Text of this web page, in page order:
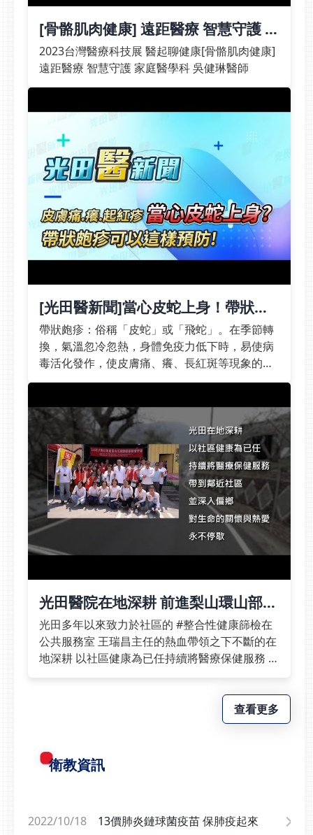
的癌症是可以透過生活型
態的改變來預防。當醫療
從「疾病照護」轉向「健
康管理」，如何將一次性
檢查轉化成持續行動，蔡
孟修分享他的實務推動經
驗，將生活型態醫學導入
護流程，透過生活型態評
估量表評估、醫師一對一
生活型態諮詢、跨團隊介
入與遠距追蹤，成功改善
個案的BMI、體重、體脂
率、腰圍、血壓與體能指
數，證實生活型態醫學是
可量化成效的醫療模式。
推動經驗，證實生活型態
醫學是可量化成效的醫療
模式羅東博愛「蘭境」模
式 12週健康挑戰建立
領航中心」為例，分享如
何以生活型態醫學六大支
柱建構可實踐的健康促進
模式。蘭境透過生活型態
醫學特診、健康教練培
訓、跨專業團隊合作與
12週生活挑戰，將健康
行動拆解為每日可執行任
務，結合行動紀錄、營養
儕支持，協助參與者逐步
建立健康習慣、恢復健康
狀態。🔺羅東博愛醫院
許豪執行長以「蘭境健康
生活領航中心」為例，透
過生活型態醫學特診、健
合作與12週生活挑戰，
將健康行動拆解為每日可
Gym世界健身俱樂部柯
約翰董事長分享與光田的
示，帶狀疱疹急性期時，
透過適當藥物在能減輕症
狀加速癒合，減少併發症
病毒仍很有可能藏在神經
節內，造成反反覆覆的神
經痛長達數年；要預防後
遺症，尤其是嚴重的「疱
疹後神經痛」以及帶狀疱
疹復發，需仰賴帶狀疱疹
疫苗。根據調查指出，
50歲以上長者得到帶狀
疱疹的機率為年輕人的3
其三高或是癌症族群也是
帶狀疱疹的高危險，以及
曾感染過水痘或帶狀疱疹
者，因病毒會潛伏在神經
組織中，復發機率高；還
有曾確診新冠的族群，研
究發現，新冠肺炎康復後
20%。而年輕人發病的情
況也不少，患有免疫不全
或是長期身心處於高壓
力、疲勞熬夜、作息不正
常等，都是帶狀皰疹病毒
活躍的重要因素。吳健琳
醫師說明，「預防勝於治
療」是面對帶狀皰疹的重
要原則。以往的帶狀疱疹
疫缺陷或是愛滋等病患，
且保護力會隨著時間逐漸
下降。而新型的欣剋疹帶
狀疱疹疫苗滿18歲即可
施打，共需接種2劑，第
月後施打，臨床顯示注射
後4年效力高達97%，8
聞網
的血液供應，進而造成勃
起困難。這不只是影響生
活品質，也可能反映全身
血管健康的變化。從規律
運動、均衡飲食到控制三
高，都是維持男性健康的
重要關鍵。&gt;立即預約
泌尿科 丁原田醫師&lt;體
重正常，也會有心血管疾
病?不要以為體重正常就
沒事！如果阿爸長期吃太
油、太甜，也可能讓調節
血糖與代謝的「胰島素」
開始罷工，提高心血管疾
病、腦中風、第二型糖尿
病及三高風險。避免攝取
臟、豬肉(肥肉)魚肉、雞
肉奶油、豬油、培根、等
加工食品橄欖油(低溫烹
調)抓餅、白吐司、白飯
糙米飯、地瓜、全麥麵包
蛋糕、餅乾、手搖飲無糖
約 家庭醫學科&lt;爸爸的
健康紅字，中醫怎麼看？
許多爸爸總是忙著工作、
照顧家人，卻常忽略自己
的健康，直到健檢出現血
壓、血糖或血脂紅字，才
驚覺代謝症候群已悄悄找
上門。古時候雖然沒有
「代謝症候群」的病名，
背後，往往是臟腑功能失
衡的警訊，中醫可透過調
理體質、改善失衡狀態，
把自己的健康顧好，才能
陪家人吃飯、聊天、生
活，一起走更長的路。
昱寬醫師&lt;是常見退化
性關節炎，還是「痛風」
是「退化性關節炎」發出
[骨骼肌肉健康] 遠距醫療 智慧守護 家
庭醫學科 吳健琳醫師 | 2023台灣醫
療科技展 醫起聊健康
2023台灣醫療科技展 醫起聊健康[骨骼肌肉健康]
遠距醫療 智慧守護 家庭醫學科 吳健琳醫師
[光田醫新聞]當心皮蛇上身！帶狀皰
疹這樣預防！
帶狀皰疹：俗稱「皮蛇」或「飛蛇」。在季節轉
換，氣溫忽冷忽熱，身體免疫力低下時，易使病
毒活化發作，使皮膚痛、癢、長紅斑等現象的可
怕症狀。預防勝於治療！六大族群特別注意：1.
曾感染過水痘或帶狀疱疹者4.曾確診新冠的族群
5.免疫不全者6.長期身心高壓、熬夜、作息紊亂
影片分段00:10 帶狀皰疹個案分享01:12 帶狀皰疹
發生在特殊部位？01:51 帶狀皰疹治療方針02:28
新型帶狀皰疹疫苗效力02:58 接種帶狀皰疹疫苗
建議族群
光田醫院在地深耕 前進梨山環山部落
進行整合性健康篩檢
光田多年以來致力於社區的 #整合性健康篩檢在
公共服務室 王瑞昌主任的熱血帶領之下不斷的在
地深耕 以社區健康為已任持續將醫療保健服務 帶
查看更多
衛教資訊
2022/10/18 13價肺炎鏈球菌疫苗 保肺疫起來